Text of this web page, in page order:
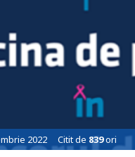
2022 Citit de 839ori